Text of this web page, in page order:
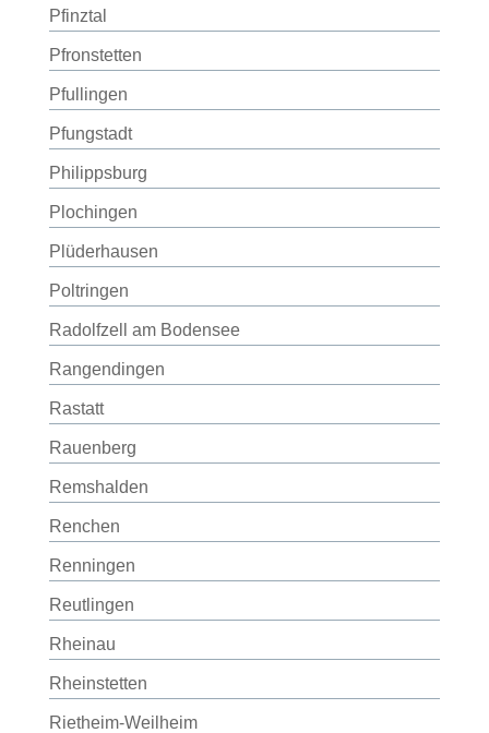
Pfinztal
Pfronstetten
Pfullingen
Pfungstadt
Philippsburg
Plochingen
Plüderhausen
Poltringen
Radolfzell am Bodensee
Rangendingen
Rastatt
Rauenberg
Remshalden
Renchen
Renningen
Reutlingen
Rheinau
Rheinstetten
Rietheim-Weilheim